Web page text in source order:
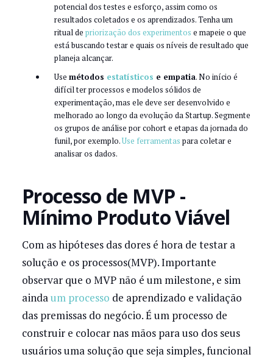
potencial dos testes e esforço, assim como os
resultados coletados e os aprendizados. Tenha um
ritual de priorização dos experimentos e mapeie o que
está buscando testar e quais os níveis de resultado que
planeja alcançar.
Use métodos estatísticos e empatia. No início é
difícil ter processos e modelos sólidos de
experimentação, mas ele deve ser desenvolvido e
melhorado ao longo da evolução da Startup. Segmente
os grupos de análise por cohort e etapas da jornada do
funil, por exemplo.Use ferramentas para coletar e
analisar os dados.
Processo de MVP -
Mínimo Produto Viável
Com as hipóteses das dores é hora de testar a
solução e os processos(MVP). Importante
observar que o MVP não é um milestone, e sim
ainda um processo de aprendizado e validação
das premissas do negócio. É um processo de
construir e colocar nas mãos para uso dos seus
usuários uma solução que seja simples, funcional